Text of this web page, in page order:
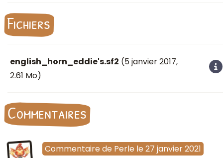
Fichiers
english_horn_eddie's.sf2 (5 janvier 2017,
2.61 Mo)
Commentaires
Commentaire de Perle le 27 janvier 2021